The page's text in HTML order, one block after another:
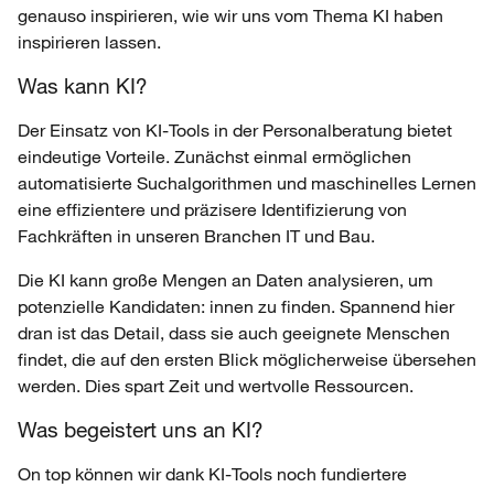
genauso inspirieren, wie wir uns vom Thema KI haben
inspirieren lassen.
Was kann KI?
Der Einsatz von KI-Tools in der Personalberatung bietet
eindeutige Vorteile. Zunächst einmal ermöglichen
automatisierte Suchalgorithmen und maschinelles Lernen
eine effizientere und präzisere Identifizierung von
Fachkräften in unseren Branchen IT und Bau.
Die KI kann große Mengen an Daten analysieren, um
potenzielle Kandidaten: innen zu finden. Spannend hier
dran ist das Detail, dass sie auch geeignete Menschen
findet, die auf den ersten Blick möglicherweise übersehen
werden. Dies spart Zeit und wertvolle Ressourcen.
Was begeistert uns an KI?
On top können wir dank KI-Tools noch fundiertere